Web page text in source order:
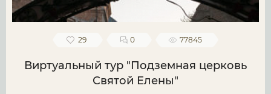
29 0 77845
Виртуальный тур "Подземная церковь
Святой Елены"